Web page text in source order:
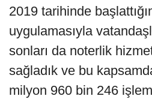
2019 tarihinde
uygulamasıyla
sonları da noterlik
sağladık ve bu
milyon 960 bin 246